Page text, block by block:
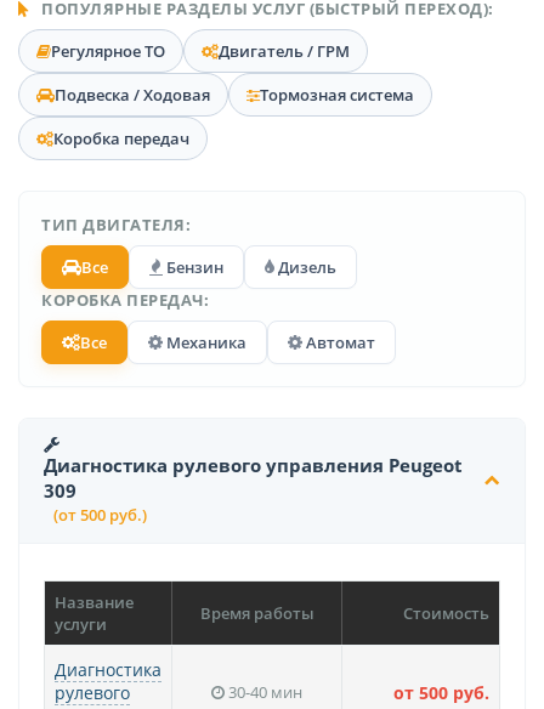
ПОПУЛЯРНЫЕ РАЗДЕЛЫ УСЛУГ (БЫСТРЫЙ ПЕРЕХОД):
Регулярное ТО
Двигатель / ГРМ
Подвеска / Ходовая
Тормозная система
Коробка передач
ТИП ДВИГАТЕЛЯ:
Все
Бензин
Дизель
КОРОБКА ПЕРЕДАЧ:
Все
Механика Автомат
Диагностика рулевого управления Peugeot
309
(от 500 руб.)
Название
услуги
Время работы Стоимость
Диагностика
рулевого
30-40 мин от 500 руб.